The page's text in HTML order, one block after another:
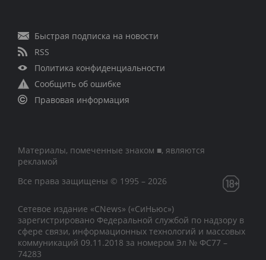
Быстрая подписка на новости
RSS
Политика конфиденциальности
Сообщить об ошибке
Правовая информация
Материалы, помеченные знаком ■, являются
рекламой
Все права защищены © 1995 – 2026
Сетевое издание «CNews» («СиНьюс»)
зарегистрировано Федеральной службой по надзору в
сфере связи, информационных технологий и массовых
коммуникаций 09.11.2018 за номером Эл № ФС77 –
74283